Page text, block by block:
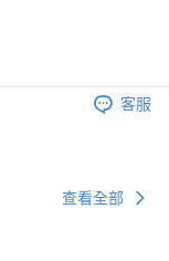
客服
查看全部